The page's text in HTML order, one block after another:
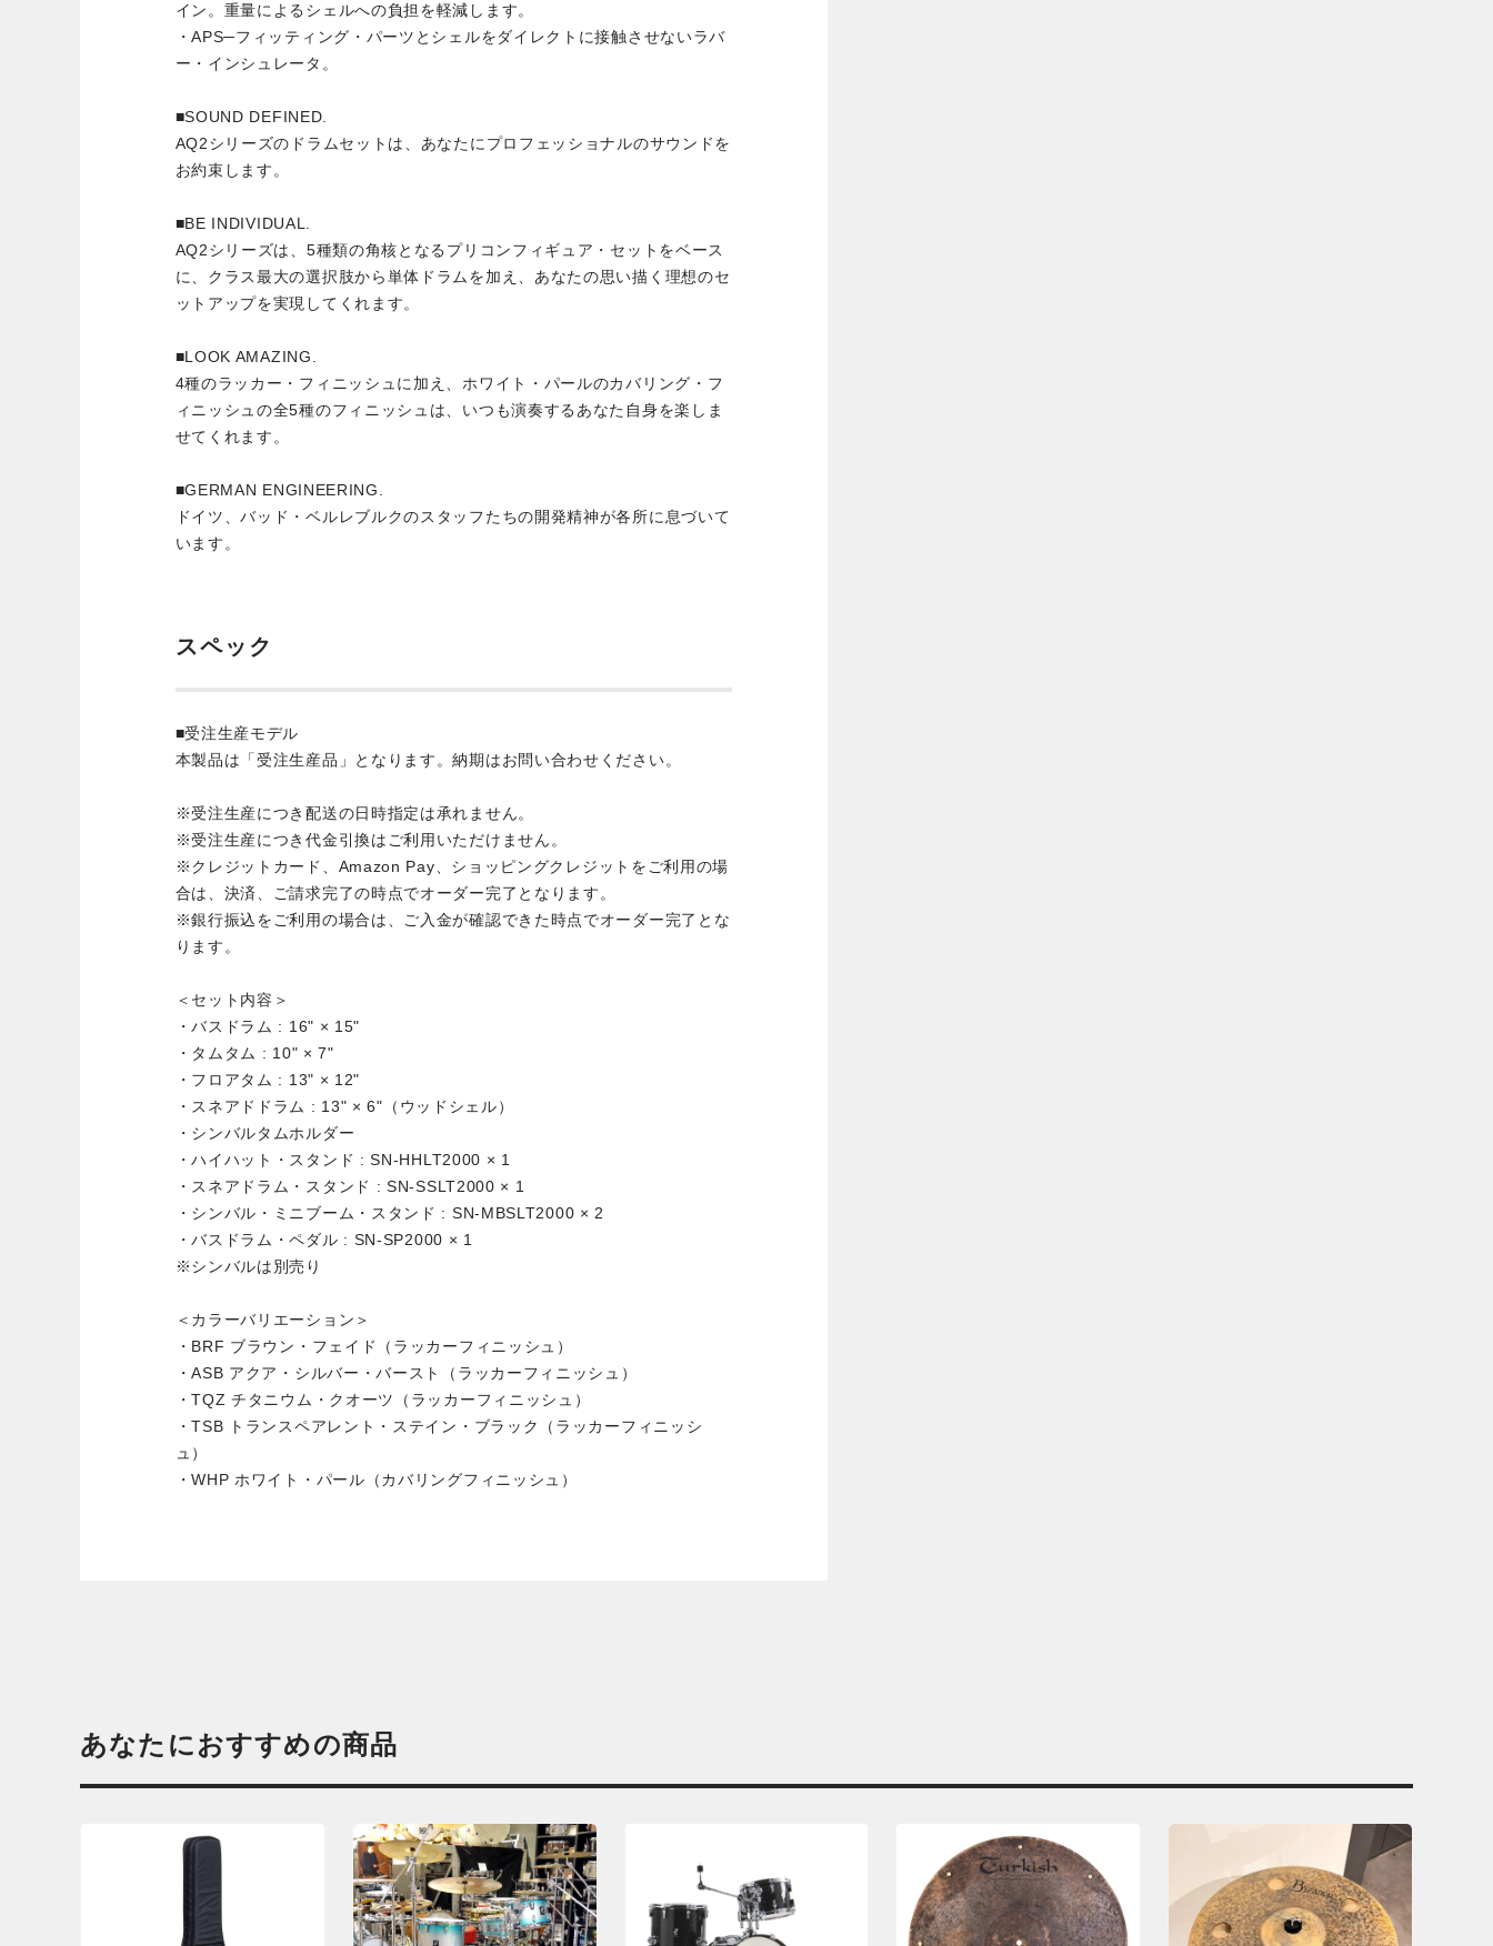
イン。重量によるシェルへの負担を軽減します。
・APS─フィッティング・パーツとシェルをダイレクトに接触させないラバ
ー・インシュレータ。
■SOUND DEFINED.
AQ2シリーズのドラムセットは、あなたにプロフェッショナルのサウンドを
お約束します。
■BE INDIVIDUAL.
AQ2シリーズは、5種類の角核となるプリコンフィギュア・セットをベース
に、クラス最大の選択肢から単体ドラムを加え、あなたの思い描く理想のセ
ットアップを実現してくれます。
■LOOK AMAZING.
4種のラッカー・フィニッシュに加え、ホワイト・パールのカバリング・フ
ィニッシュの全5種のフィニッシュは、いつも演奏するあなた自身を楽しま
せてくれます。
■GERMAN ENGINEERING.
ドイツ、バッド・ベルレブルクのスタッフたちの開発精神が各所に息づいて
います。
スペック
■受注生産モデル
本製品は「受注生産品」となります。納期はお問い合わせください。
※受注生産につき配送の日時指定は承れません。
※受注生産につき代金引換はご利用いただけません。
※クレジットカード、Amazon Pay、ショッピングクレジットをご利用の場
合は、決済、ご請求完了の時点でオーダー完了となります。
※銀行振込をご利用の場合は、ご入金が確認できた時点でオーダー完了とな
ります。
＜セット内容＞
・バスドラム : 16" × 15"
・タムタム : 10" × 7"
・フロアタム : 13" × 12"
・スネアドドラム : 13" × 6"（ウッドシェル）
・シンバルタムホルダー
・ハイハット・スタンド : SN-HHLT2000 × 1
・スネアドラム・スタンド : SN-SSLT2000 × 1
・シンバル・ミニブーム・スタンド : SN-MBSLT2000 × 2
・バスドラム・ペダル : SN-SP2000 × 1
※シンバルは別売り
＜カラーバリエーション＞
・BRF ブラウン・フェイド（ラッカーフィニッシュ）
・ASB アクア・シルバー・バースト（ラッカーフィニッシュ）
・TQZ チタニウム・クオーツ（ラッカーフィニッシュ）
・TSB トランスペアレント・ステイン・ブラック（ラッカーフィニッシ
ュ）
・WHP ホワイト・パール（カバリングフィニッシュ）
あなたにおすすめの商品